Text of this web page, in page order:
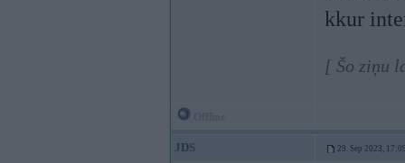
kkur
[ Šo ziņu
JDS 29. Sep 2023,